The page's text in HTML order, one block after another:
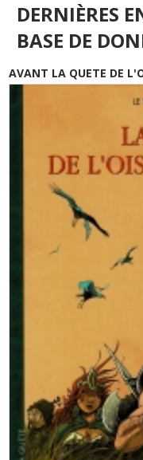
DERNIÈRES
BASE DE
AVANT LA QUETE DE